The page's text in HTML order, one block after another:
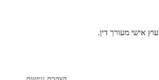
אישי מעורך דין.